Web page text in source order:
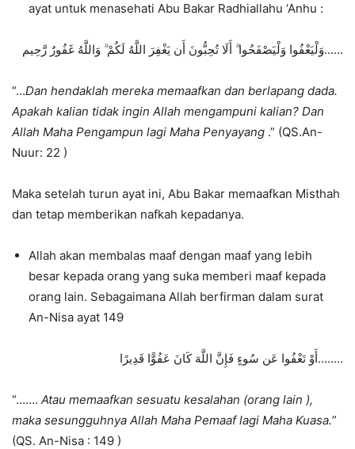
ayat untuk menasehati Abu Bakar Radhiallahu ‘Anhu :
وَلْيَعْفُوا وَلْيَصْفَحُوا ۗ أَلَا تُحِبُّونَ أَن يَغْفِرَ اللَّهُ لَكُمْ ۗ وَاللَّهُ غَفُورٌ رَّحِيم..….
“…Dan hendaklah mereka memaafkan dan berlapang dada.
Apakah kalian tidak ingin Allah mengampuni kalian? Dan
Allah Maha Pengampun lagi Maha Penyayang .” (QS.An-
Nuur: 22 )
Maka setelah turun ayat ini, Abu Bakar memaafkan Misthah
dan tetap memberikan nafkah kepadanya.
Allah akan membalas maaf dengan maaf yang lebih
besar kepada orang yang suka memberi maaf kepada
orang lain. Sebagaimana Allah berfirman dalam surat
An-Nisa ayat 149
أَوْ تَعْفُوا عَن سُوءٍ فَإِنَّ اللَّهَ كَانَ عَفُوًّا قَدِيرًا……..
“……. Atau memaafkan sesuatu kesalahan (orang lain ),
maka sesungguhnya Allah Maha Pemaaf lagi Maha Kuasa.”
(QS. An-Nisa : 149 )